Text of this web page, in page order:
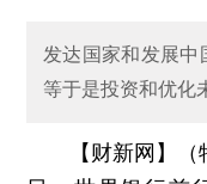
发达国家和发展
等于是投资和优化
【财新网】